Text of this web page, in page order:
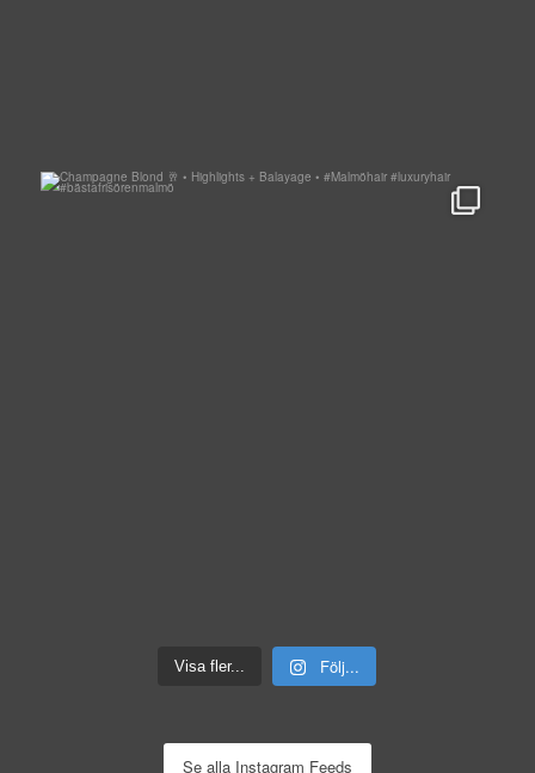
Visa fler... Följ...
Se alla Instagram Feeds